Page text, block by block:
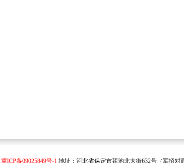
冀ICP备09025849号-1 地址：河北省保定市莲池北大街632号（军招对